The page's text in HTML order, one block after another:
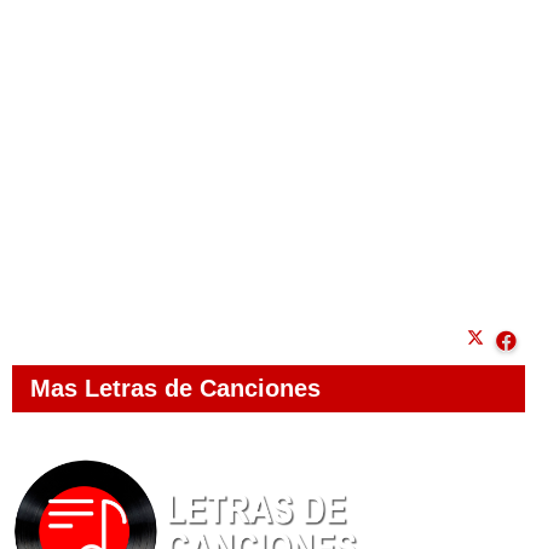
Mas Letras de Canciones